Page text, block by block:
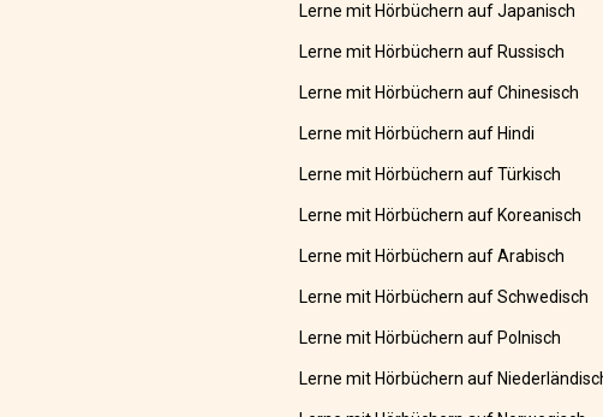
Lerne mit Hörbüchern auf Japanisch
Lerne mit Hörbüchern auf Russisch
Lerne mit Hörbüchern auf Chinesisch
Lerne mit Hörbüchern auf Hindi
Lerne mit Hörbüchern auf Türkisch
Lerne mit Hörbüchern auf Koreanisch
Lerne mit Hörbüchern auf Arabisch
Lerne mit Hörbüchern auf Schwedisch
Lerne mit Hörbüchern auf Polnisch
Lerne mit Hörbüchern auf